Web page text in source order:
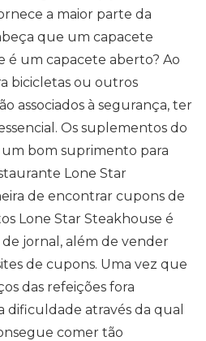
a maior parte da
que um capacete
é um capacete aberto? Ao
bicicletas ou outros
associados à segurança, ter
Os suplementos do
bom suprimento para
Lone Star
de encontrar cupons de
Lone Star Steakhouse é
jornal, além de vender
de cupons. Uma vez que
das refeições fora
dificuldade através da qual
comer tão